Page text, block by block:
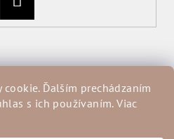
Ďalším prechádzaním
s ich používaním. Viac
tovaru
údajov